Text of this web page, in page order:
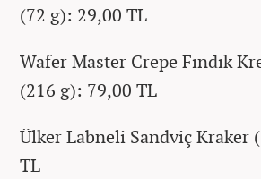
(72 g): 29,00 TL
Wafer Master Crepe Fındık
(216 g): 79,00 TL
Ülker Labneli Sandviç Kraker
TL